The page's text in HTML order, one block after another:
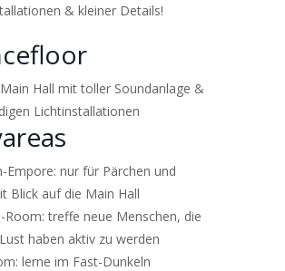
& kleiner Details!
Hall mit toller Soundanlage &
Lichtinstallationen
Empore: nur für Pärchen und
Blick auf die Main Hall
Room: treffe neue Menschen, die
haben aktiv zu werden
lerne im Fast-Dunkeln